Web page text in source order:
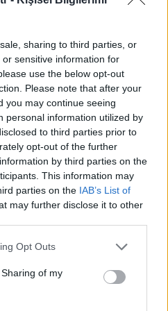
sharing to third parties, or
sensitive information for
use the below opt-out
Please note that after your
you may continue seeing
personal information utilized by
to third parties prior to
opt-out of the further
by third parties on the
This information may
parties on the IAB’s List of
may further disclose it to other
app uses one or more Google
behaviour. You may click to
and its third-party tags to
purposes in below Google
Opt Outs
of my
gelmesi oyun anlamında ona da
Devam oku »